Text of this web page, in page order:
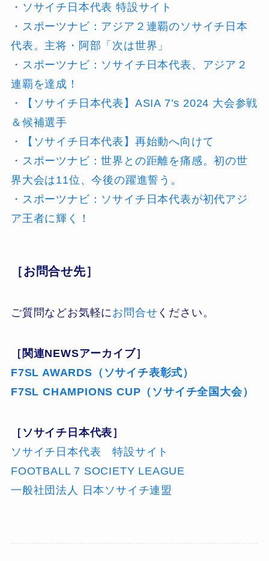
・ソサイチ日本代表 特設サイト
・スポーツナビ：アジア２連覇のソサイチ日本
代表。主将・阿部「次は世界」
・スポーツナビ：ソサイチ日本代表、アジア２
連覇を達成！
・【ソサイチ日本代表】ASIA 7’s 2024 大会参戦
＆候補選手
・【ソサイチ日本代表】再始動へ向けて
・スポーツナビ：世界との距離を痛感。初の世
界大会は11位、今後の躍進誓う。
・スポーツナビ：ソサイチ日本代表が初代アジ
ア王者に輝く！
［お問合せ先］
ご質問などお気軽にお問合せ ください。
［関連NEWSアーカイブ］
F7SL AWARDS（ソサイチ表彰式）
F7SL CHAMPIONS CUP（ソサイチ全国大会）
［ソサイチ日本代表］
ソサイチ日本代表 特設サイト
FOOTBALL 7 SOCIETY LEAGUE
一般社団法人 日本ソサイチ連盟